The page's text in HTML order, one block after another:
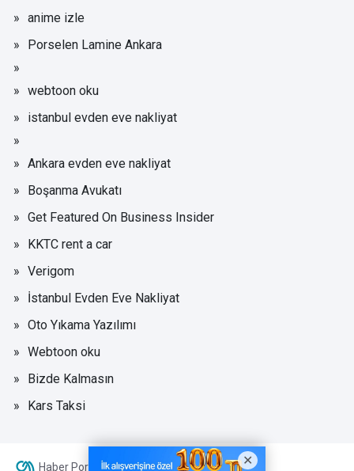
anime izle
Porselen Lamine Ankara
webtoon oku
istanbul evden eve nakliyat
Ankara evden eve nakliyat
Boşanma Avukatı
Get Featured On Business Insider
KKTC rent a car
Verigom
İstanbul Evden Eve Nakliyat
Oto Yıkama Yazılımı
Webtoon oku
Bizde Kalmasın
Kars Taksi
Haber Portalı Yazılımı